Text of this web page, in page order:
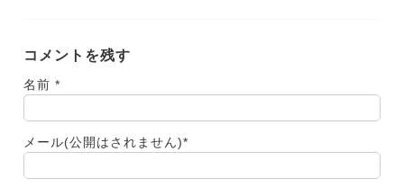
コメントを残す
名前*
メール(公開はされません)*